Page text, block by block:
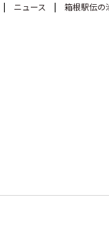
ニュース 箱根駅伝の